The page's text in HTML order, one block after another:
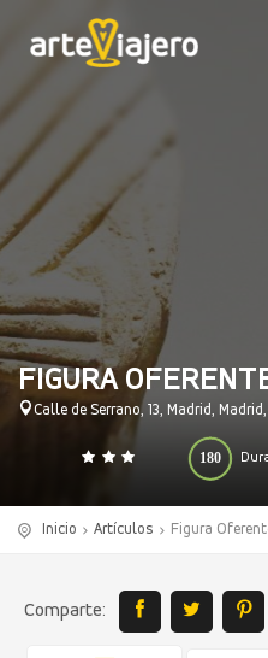
FIGURA
Calle de Serrano, 13, Madrid,
180
0 140
Inicio Artículos Figura
Comparte: